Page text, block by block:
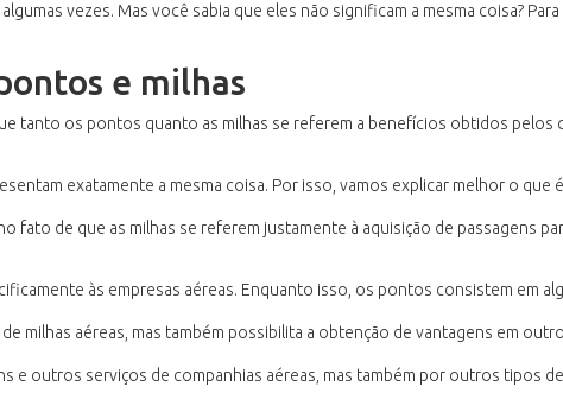
vezes. Mas você sabia que eles não significam a mesma coisa?
e milhas
tanto os pontos quanto as milhas se referem a benefícios obtidos pelos
exatamente a mesma coisa. Por isso, vamos explicar melhor o que
fato de que as milhas se referem justamente à aquisição de passagens
às empresas aéreas. Enquanto isso, os pontos consistem em
milhas aéreas, mas também possibilita a obtenção de vantagens em
e outros serviços de companhias aéreas, mas também por outros tipos